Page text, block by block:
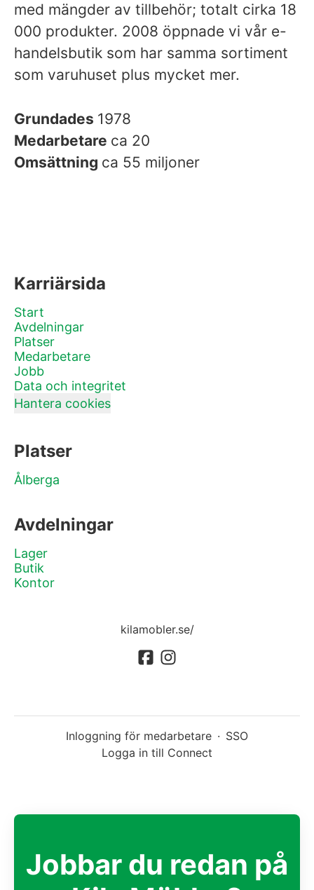
med mängder av tillbehör; totalt cirka 18
000 produkter. 2008 öppnade vi vår e-
handelsbutik som har samma sortiment
som varuhuset plus mycket mer.
Grundades 1978
Medarbetare ca 20
Omsättning ca 55 miljoner
Karriärsida
Start
Avdelningar
Platser
Medarbetare
Jobb
Data och integritet
Hantera cookies
Platser
Ålberga
Avdelningar
Lager
Butik
Kontor
kilamobler.se/
Inloggning för medarbetare · SSO
Logga in till Connect
Jobbar du redan på